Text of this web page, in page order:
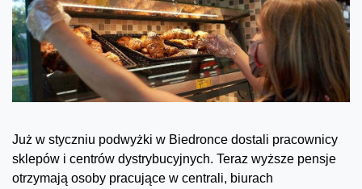
Już w styczniu podwyżki w Biedronce dostali pracownicy
sklepów i centrów dystrybucyjnych. Teraz wyższe pensje
otrzymają osoby pracujące w centrali, biurach